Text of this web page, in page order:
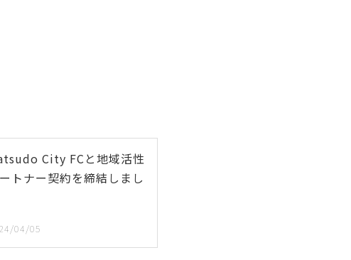
City FCと地域活性
トナー契約を締結しまし
04/05